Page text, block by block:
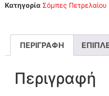
Κατηγορία Σόμπες
ΠΕΡΙΓΡΑΦΉ
Περιγραφή